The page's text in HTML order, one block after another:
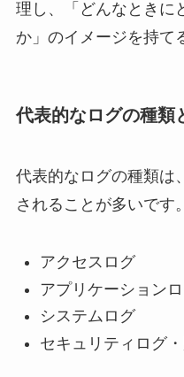
理し、「どんなときに
か」のイメージを持て
代表的なログの種類
代表的なログの種類は
されることが多いです。
アクセスログ
アプリケーション
システムログ
セキュリティログ